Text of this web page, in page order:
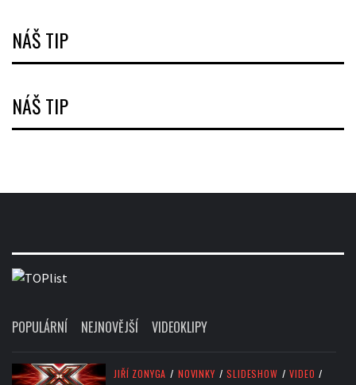
NÁŠ TIP
NÁŠ TIP
POPULÁRNÍ NEJNOVĚJŠÍ VIDEOKLIPY
JIŘÍ ZONYGA / NOVINKY / SLIDESHOW / VIDEO /